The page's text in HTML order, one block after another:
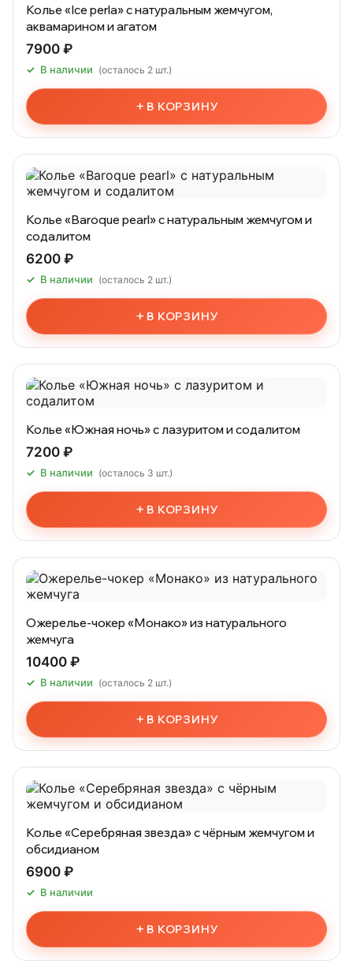
Колье «Ice perla» с натуральным жемчугом,
аквамарином и агатом
7900 ₽
В наличии (осталось 2 шт.)
+ В КОРЗИНУ
Колье «Baroque pearl» c натуральным жемчугом и
содалитом
6200 ₽
В наличии (осталось 2 шт.)
+ В КОРЗИНУ
Колье «Южная ночь» с лазуритом и содалитом
7200 ₽
В наличии (осталось 3 шт.)
+ В КОРЗИНУ
Ожерелье-чокер «Монако» из натурального
жемчуга
10400 ₽
В наличии (осталось 2 шт.)
+ В КОРЗИНУ
Колье «Серебряная звезда» с чёрным жемчугом и
обсидианом
6900 ₽
В наличии
+ В КОРЗИНУ